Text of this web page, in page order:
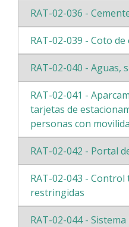
RAT-02-036 -
RAT-02-039 - Coto de
RAT-02-040 - Aguas,
RAT-02-041 -
tarjetas de
personas con
RAT-02-042 - Portal
RAT-02-043 - Control
restringidas
RAT-02-044 -